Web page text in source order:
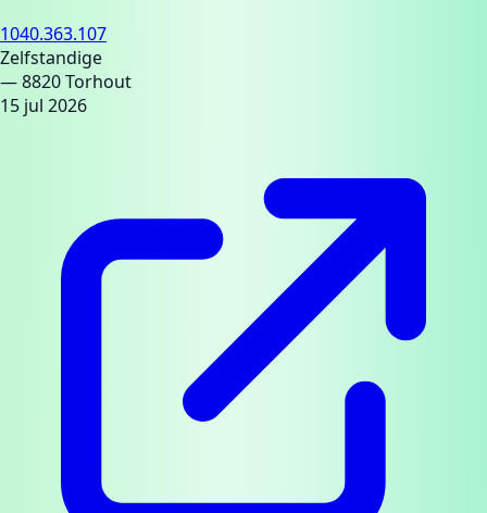
1040.363.107
Zelfstandige
— 8820 Torhout
15 jul 2026